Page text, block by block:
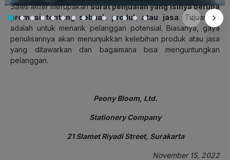
Sales lettermerupakansurat penjualan yang isinya berupa
promosi tentang sebuah produk atau jasa. Tujuannya
adalah untuk menarik pelanggan potensial. Biasanya, gaya
penulisannya akan menunjukkan kelebihan produk atau jasa
yang ditawarkan dan bagaimana bisa menguntungkan
pelanggan.
Peony Bloom, Ltd.
Stationery Company
21 Slamet Riyadi Street, Surakarta
November 15, 2022